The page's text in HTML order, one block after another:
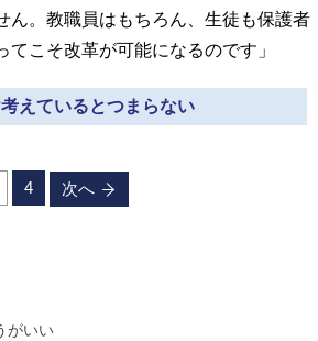
ん。教職員はもちろん、生徒も保護者
こそ改革が可能になるのです」
えているとつまらない
4 次へ
がいい